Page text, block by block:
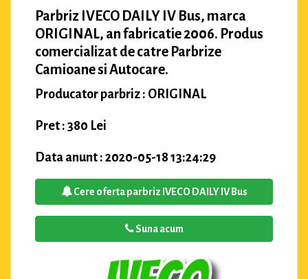
Parbriz IVECO DAILY IV Bus, marca
ORIGINAL, an fabricatie 2006. Produs
comercializat de catre Parbrize
Camioane si Autocare.
Producator parbriz : ORIGINAL
Pret : 380 Lei
Data anunt : 2020-05-18 13:24:29
Cere oferta parbriz IVECO DAILY IV Bus
Suna acum